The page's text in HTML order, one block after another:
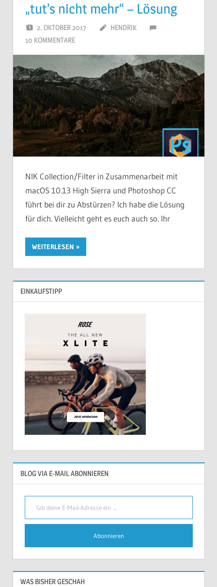
„tut’s nicht mehr“ – Lösung
2. OKTOBER 2017
HENDRIK
10 KOMMENTARE
NIK Collection/Filter in Zusammenarbeit mit
macOS 10.13 High Sierra und Photoshop CC
führt bei dir zu Abstürzen? Ich habe die Lösung
für dich. Vielleicht geht es euch auch so. Ihr
WEITERLESEN
EINKAUFSTIPP
BLOG VIA E-MAIL ABONNIEREN
Gib deine E-Mail-Adresse ein ...
Abonnieren
WAS BISHER GESCHAH